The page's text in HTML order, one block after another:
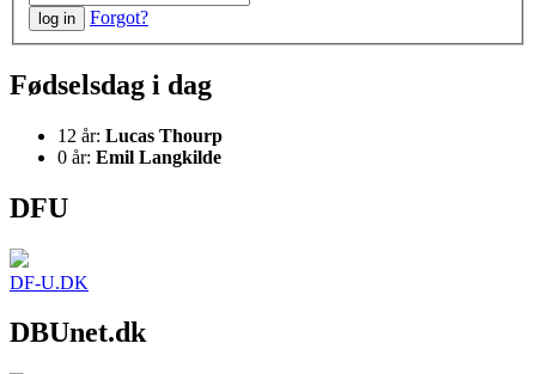
Forgot?
Fødselsdag i dag
12 år: Lucas Thourp
0 år: Emil Langkilde
DFU
DF-U.DK
DBUnet.dk